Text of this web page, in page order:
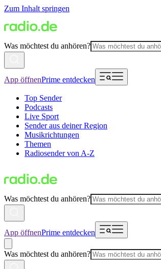
Zum Inhalt springen
Was möchtest du anhören?
App öffnenPrime entdecken
Top Sender
Podcasts
Live Sport
Sender aus deiner Region
Musikrichtungen
Themen
Radiosender von A-Z
Was möchtest du anhören?
App öffnenPrime entdecken
Was möchtest du anhören?